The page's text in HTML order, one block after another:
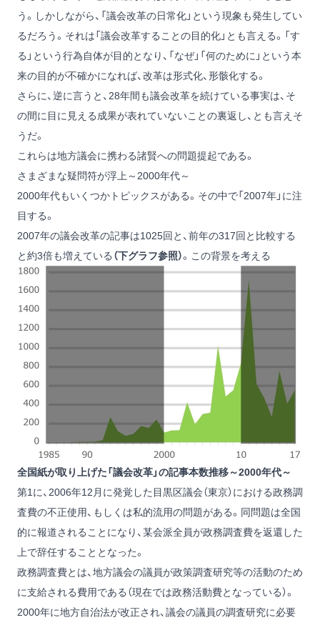
う。しかしながら、「議会改革の日常化」という現象も発生してい
るだろう。それは「議会改革することの目的化」とも言える。「す
る」という行為自体が目的となり、「なぜ」「何のために」という本
来の目的が不確かになれば、改革は形式化、形骸化する。
さらに、逆に言うと、28年間も議会改革を続けている事実は、そ
の間に目に見える成果が表れていないことの裏返し、とも言えそ
うだ。
これらは地方議会に携わる諸賢への問題提起である。
さまざまな疑問符が浮上～2000年代～
2000年代もいくつかトピックスがある。その中で「2007年」に注
目する。
2007年の議会改革の記事は1025回と、前年の317回と比較する
と約3倍も増えている （下グラフ参照）。この背景を考える
全国紙が取り上げた「議会改革」の記事本数推移～2000年代～
第1に、2006年12月に発覚した目黒区議会（東京）における政務調
査費の不正使用、もしくは私的流用の問題がある。同問題は全国
的に報道されることになり、某会派全員が政務調査費を返還した
上で辞任することとなった。
政務調査費とは、地方議会の議員が政策調査研究等の活動のため
に支給される費用である（現在では政務活動費となっている）。
2000年に地方自治法が改正され、議会の議員の調査研究に必要